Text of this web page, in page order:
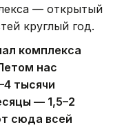
— открытый
круглый год.
комплекса
нас
тысячи
— 1,5–2
сюда всей